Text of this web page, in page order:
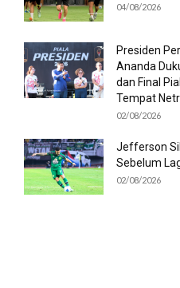
04/08/2026
Presiden
Ananda
dan Final
Tempat
02/08/2026
Jefferson
Sebelum
02/08/2026